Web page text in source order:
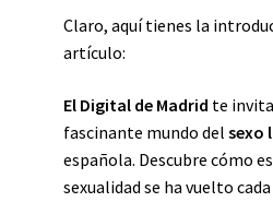
Claro, aquí tienes la
artículo:
El Digital de Madrid te
fascinante mundo del sexo
española. Descubre cómo
sexualidad se ha vuelto